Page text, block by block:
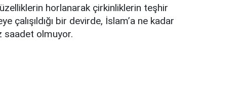
horlanarak çirkinliklerin teşhir
çalışıldığı bir devirde, İslam’a ne kadar
saadet olmuyor.